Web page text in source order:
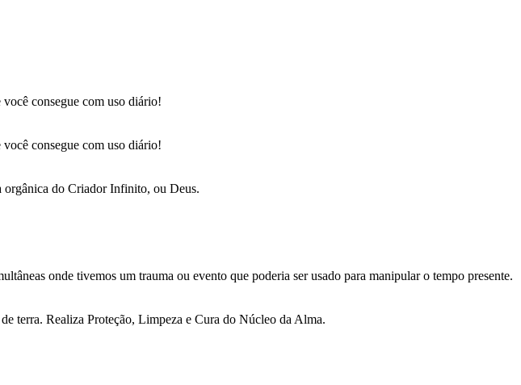
consegue com uso diário!
consegue com uso diário!
orgânica do Criador Infinito, ou Deus.
onde tivemos um trauma ou evento que poderia ser usado para manipular o tempo presente.
terra. Realiza Proteção, Limpeza e Cura do Núcleo da Alma.